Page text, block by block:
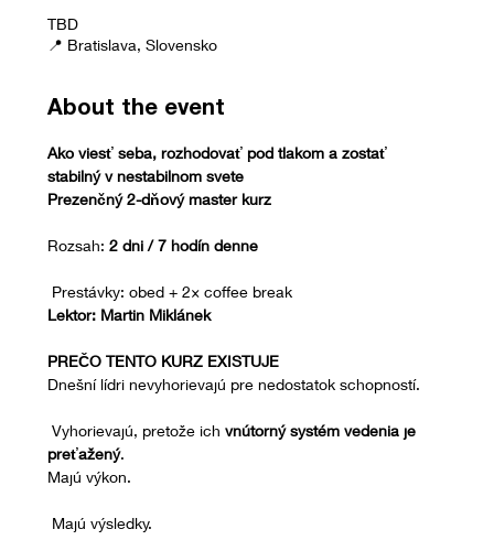
TBD
📍 Bratislava, Slovensko
About the event
Ako viesť seba, rozhodovať pod tlakom a zostať
stabilný v nestabilnom svete
Prezenčný 2-dňový master kurz
Rozsah: 2 dni / 7 hodín denne
Prestávky: obed + 2× coffee break
Lektor: Martin Miklánek
PREČO TENTO KURZ EXISTUJE
Dnešní lídri nevyhorievajú pre nedostatok schopností.
Vyhorievajú, pretože ich vnútorný systém vedenia je
preťažený.
Majú výkon.
Majú výsledky.